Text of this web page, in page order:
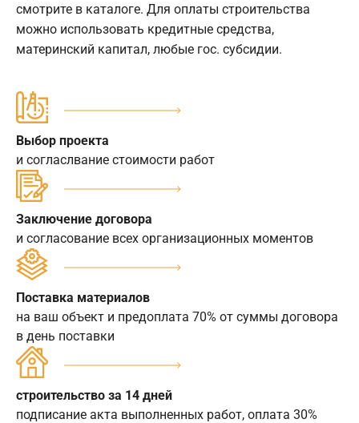
смотрите в каталоге. Для оплаты строительства
можно использовать кредитные средства,
материнский капитал, любые гос. субсидии.
Выбор проекта
и согласлвание стоимости работ
Заключение договора
и согласование всех организационных моментов
Поставка материалов
на ваш объект и предоплата 70% от суммы договора
в день поставки
строительство за 14 дней
подписание акта выполненных работ, оплата 30%